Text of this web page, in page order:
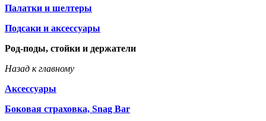
Палатки и шелтеры
Подсаки и аксессуары
Род-поды, стойки и держатели
Назад к главному
Аксессуары
Боковая страховка, Snag Bar